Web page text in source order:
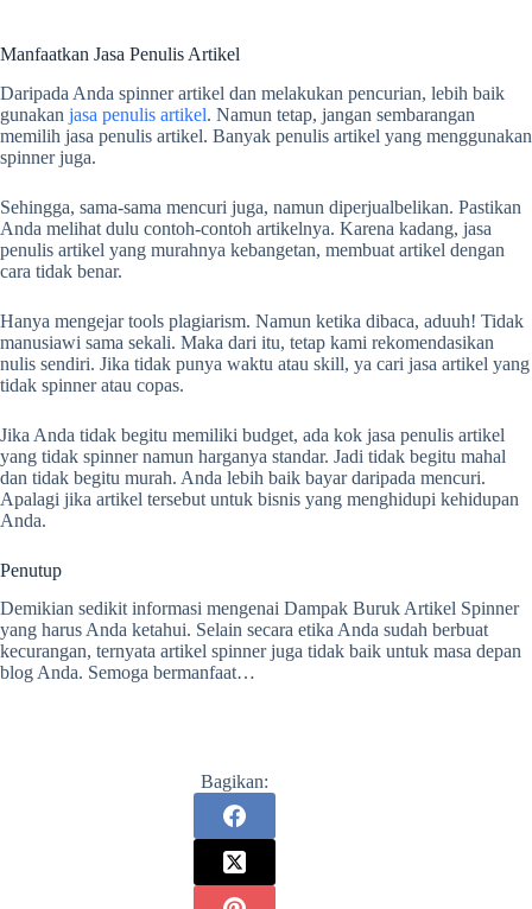
Manfaatkan Jasa Penulis Artikel
Daripada Anda spinner artikel dan melakukan pencurian, lebih baik
gunakan jasa penulis artikel. Namun tetap, jangan sembarangan
memilih jasa penulis artikel. Banyak penulis artikel yang menggunakan
spinner juga.
Sehingga, sama-sama mencuri juga, namun diperjualbelikan. Pastikan
Anda melihat dulu contoh-contoh artikelnya. Karena kadang, jasa
penulis artikel yang murahnya kebangetan, membuat artikel dengan
cara tidak benar.
Hanya mengejar tools plagiarism. Namun ketika dibaca, aduuh! Tidak
manusiawi sama sekali. Maka dari itu, tetap kami rekomendasikan
nulis sendiri. Jika tidak punya waktu atau skill, ya cari jasa artikel yang
tidak spinner atau copas.
Jika Anda tidak begitu memiliki budget, ada kok jasa penulis artikel
yang tidak spinner namun harganya standar. Jadi tidak begitu mahal
dan tidak begitu murah. Anda lebih baik bayar daripada mencuri.
Apalagi jika artikel tersebut untuk bisnis yang menghidupi kehidupan
Anda.
Penutup
Demikian sedikit informasi mengenai Dampak Buruk Artikel Spinner
yang harus Anda ketahui. Selain secara etika Anda sudah berbuat
kecurangan, ternyata artikel spinner juga tidak baik untuk masa depan
blog Anda. Semoga bermanfaat…
Bagikan: